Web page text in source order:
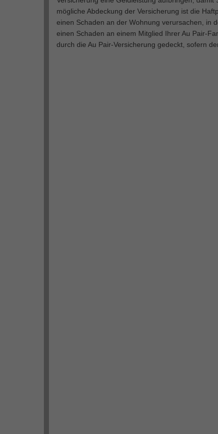
mögliche Abdeckung der Versicherung ist die
einen Schaden an der Wohnung verursachen, in
einen Schaden an einem Mitglied Ihrer Au Pair-
durch die Au Pair-Versicherung gedeckt, sofern